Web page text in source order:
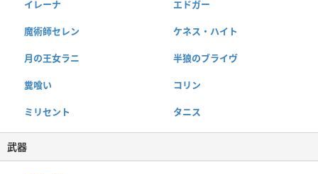
イレーナ エドガー
魔術師セレン ケネス・ハイト
月の王女ラニ 半狼のブライヴ
糞喰い コリン
ミリセント タニス
武器